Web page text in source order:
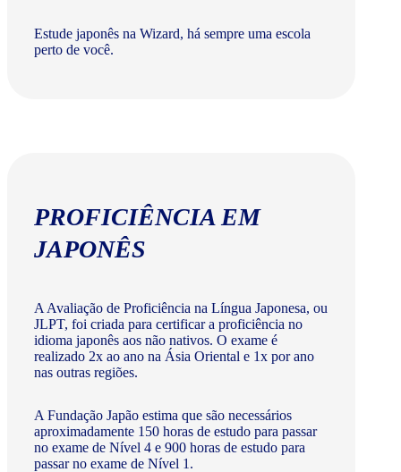
Estude japonês na Wizard, há sempre uma escola
perto de você.
PROFICIÊNCIA EM
JAPONÊS
A Avaliação de Proficiência na Língua Japonesa, ou
JLPT, foi criada para certificar a proficiência no
idioma japonês aos não nativos. O exame é
realizado 2x ao ano na Ásia Oriental e 1x por ano
nas outras regiões.
A Fundação Japão estima que são necessários
aproximadamente 150 horas de estudo para passar
no exame de Nível 4 e 900 horas de estudo para
passar no exame de Nível 1.